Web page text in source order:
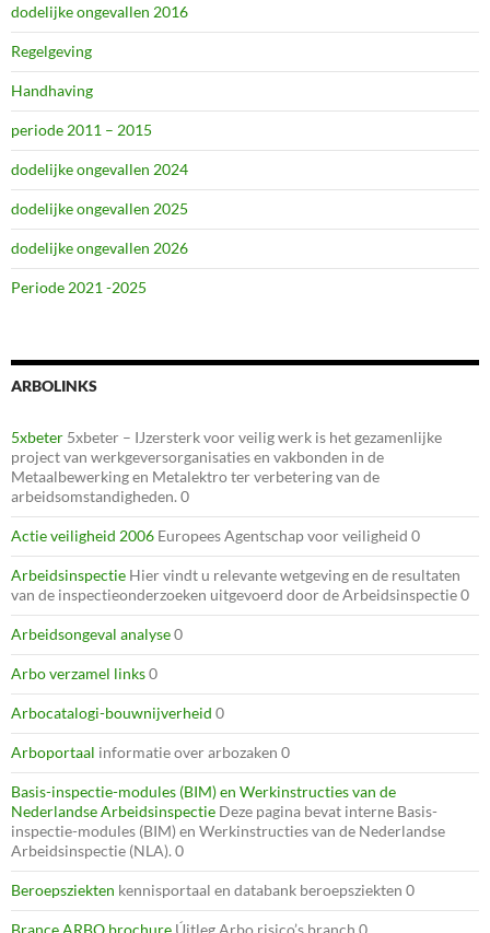
dodelijke ongevallen 2016
Regelgeving
Handhaving
periode 2011 – 2015
dodelijke ongevallen 2024
dodelijke ongevallen 2025
dodelijke ongevallen 2026
Periode 2021 -2025
ARBOLINKS
5xbeter 5xbeter – IJzersterk voor veilig werk is het gezamenlijke
project van werkgeversorganisaties en vakbonden in de
Metaalbewerking en Metalektro ter verbetering van de
arbeidsomstandigheden. 0
Actie veiligheid 2006 Europees Agentschap voor veiligheid 0
Arbeidsinspectie Hier vindt u relevante wetgeving en de resultaten
van de inspectieonderzoeken uitgevoerd door de Arbeidsinspectie 0
Arbeidsongeval analyse0
Arbo verzamel links0
Arbocatalogi-bouwnijverheid 0
Arboportaal informatie over arbozaken 0
Basis-inspectie-modules (BIM) en Werkinstructies van de
Nederlandse Arbeidsinspectie Deze pagina bevat interne Basis-
inspectie-modules (BIM) en Werkinstructies van de Nederlandse
Arbeidsinspectie (NLA). 0
Beroepsziekten kennisportaal en databank beroepsziekten 0
Brance ARBO brochure Úitleg Arbo risico’s branch 0